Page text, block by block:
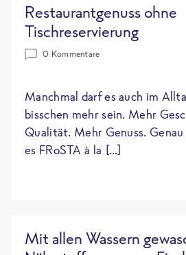
Restaurantgenuss ohne
Tischreservierung
0 Kommentare
Manchmal darf es auch im
bisschen mehr sein. Mehr
Qualität. Mehr Genuss.
es FRoSTA à la […]
Mit allen Wassern